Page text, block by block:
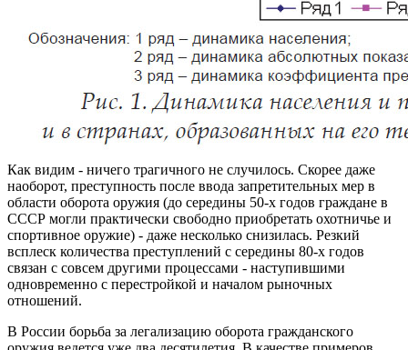
Как видим - ничего трагичного не случилось. Скорее даже
наоборот, преступность после ввода запретительных мер в
области оборота оружия (до середины 50-х годов граждане в
СССР могли практически свободно приобретать охотничье и
спортивное оружие) - даже несколько снизилась. Резкий
всплеск количества преступлений с середины 80-х годов
связан с совсем другими процессами - наступившими
одновременно с перестройкой и началом рыночных
отношений.
В России борьба за легализацию оборота гражданского